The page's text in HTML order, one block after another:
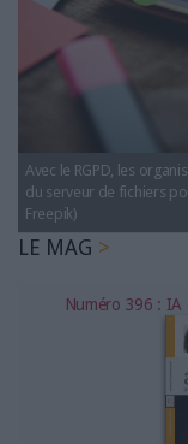
LE MAGAZINE
LES GUIDES
L'ANNUAIRE DES
LES LIVRES BLANCS
LES SUPPLÉMENTS
NOS OFFRES
Avec le RGPD, les
du serveur de fichiers
Freepik)
LE MAG
Numéro 396 : IA